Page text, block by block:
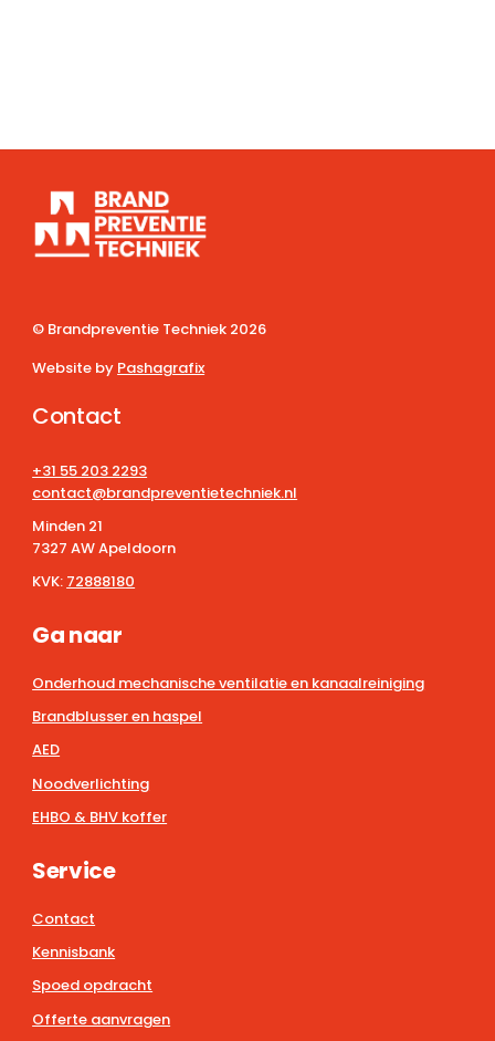
© Brandpreventie Techniek 2026
Website by Pashagrafix
Contact
+31 55 203 2293
contact@brandpreventietechniek.nl
Minden 21
7327 AW Apeldoorn
KVK: 72888180
Ga naar
Onderhoud mechanische ventilatie en kanaalreiniging
Brandblusser en haspel
AED
Noodverlichting
EHBO & BHV koffer
Service
Contact
Kennisbank
Spoed opdracht
Offerte aanvragen